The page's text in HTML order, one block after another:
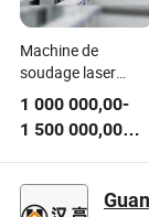
Machine de
soudage laser
avancée 12ppm
pour la production
de packs de
batteries
1 000 000,00-
1 500 000,00